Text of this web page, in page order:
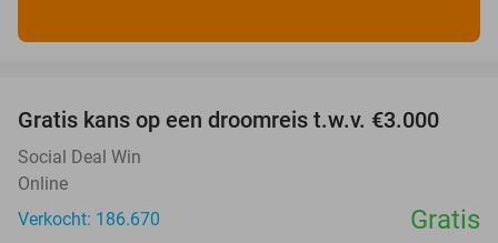
Gratis kans op een droomreis t.w.v. €3.000
Social Deal Win
Online
Verkocht: 186.670
Gratis